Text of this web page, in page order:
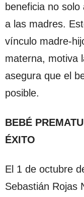
beneficia no
a las madres.
vínculo madre-
materna, motiva
asegura que el
posible.
BEBÉ
ÉXITO
El 1 de octubre
Sebastián Rojas